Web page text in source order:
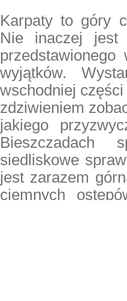
Karpaty to góry
Nie inaczej
wyjątków.
wschodniej części
zdziwieniem
jakiego
Bieszczadach
siedliskowe
jest zarazem
ciemnych